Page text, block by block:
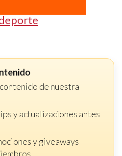
de nuestra
y actualizaciones antes
y giveaways